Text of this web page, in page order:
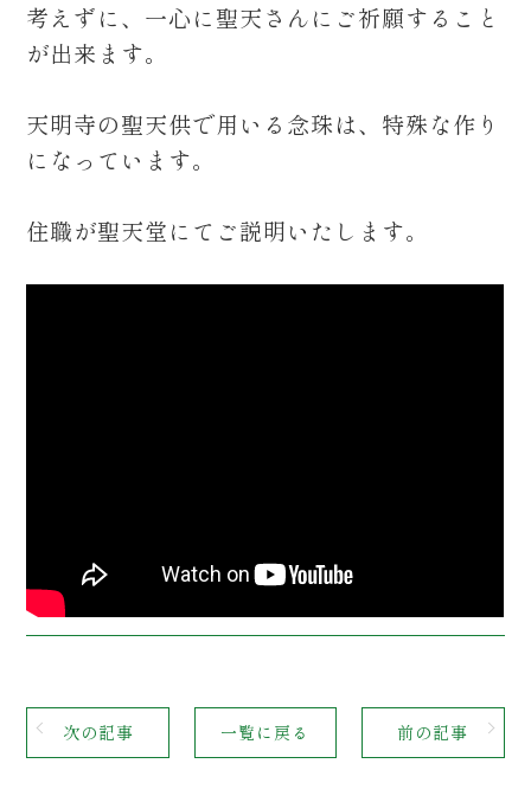
考えずに、一心に聖天さんにご祈願すること
が出来ます。
天明寺の聖天供で用いる念珠は、特殊な作り
になっています。
住職が聖天堂にてご説明いたします。
次の記事 一覧に戻る 前の記事